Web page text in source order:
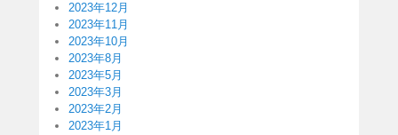
2023年12月
2023年11月
2023年10月
2023年8月
2023年5月
2023年3月
2023年2月
2023年1月